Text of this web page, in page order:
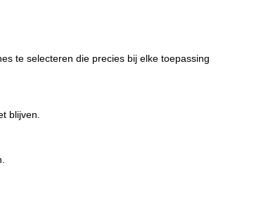
te selecteren die precies bij elke toepassing
blijven.